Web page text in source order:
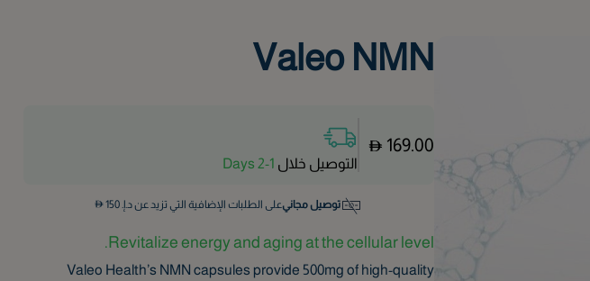
Valeo NMN
169.00
التوصيل خلال 1-2 Days
توصيل مجانيعلى الطلبات الإضافية التي تزيد عن د.إ.150
Revitalize energy and aging at the cellular level.
Valeo Health’s NMN capsules provide 500mg of high-quality